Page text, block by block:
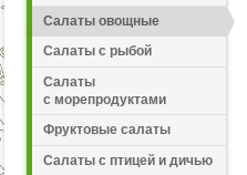
Салаты овощные
Салаты с рыбой
Салаты
с морепродуктами
Фруктовые салаты
Салаты с птицей и дичью